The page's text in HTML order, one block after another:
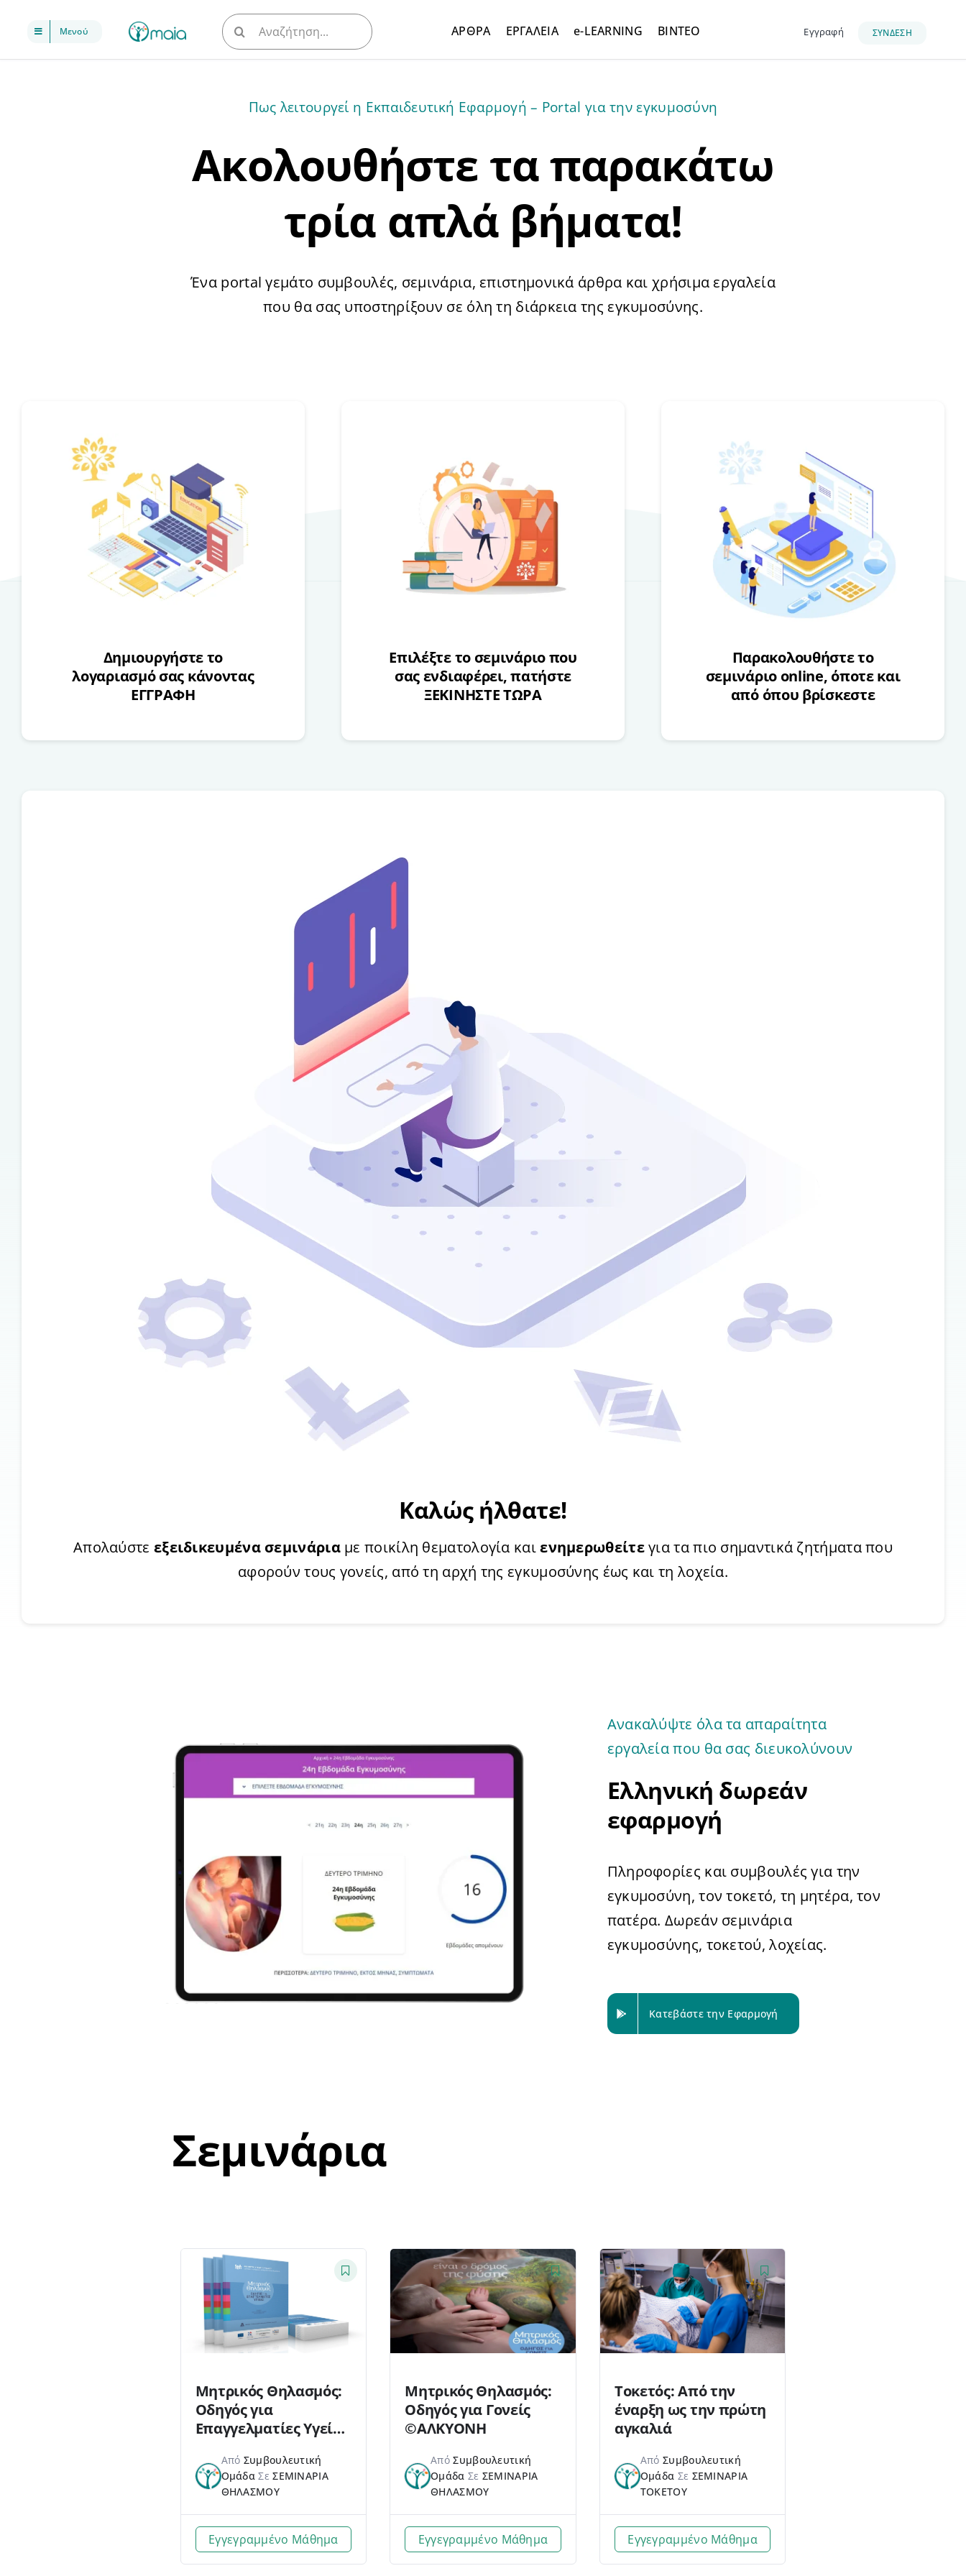
περιεχόμενο
Μενού
Αναζήτηση
για:
ΑΡΘΡΑ ΕΡΓΑΛΕΙΑ e-LEARNING ΒΙΝΤΕΟ Εγγραφή ΣΥΝΔΕΣΗ
Πως λειτουργεί η Εκπαιδευτική Εφαρμογή – Portal για την εγκυμοσύνη
Ακολουθήστε τα παρακάτω
τρία απλά βήματα!
Ένα portal γεμάτο συμβουλές, σεμινάρια, επιστημονικά άρθρα και χρήσιμα εργαλεία
που θα σας υποστηρίξουν σε όλη τη διάρκεια της εγκυμοσύνης.
Δημιουργήστε το
λογαριασμό σας κάνοντας
ΕΓΓΡΑΦΗ
Επιλέξτε το σεμινάριο που
σας ενδιαφέρει, πατήστε
ΞΕΚΙΝΗΣΤΕ ΤΩΡΑ
Παρακολουθήστε το
σεμινάριο online, όποτε και
από όπου βρίσκεστε
Καλώς ήλθατε!
Απολαύστε εξειδικευμένα σεμινάριαμε ποικίλη θεματολογία καιενημερωθείτεγια τα πιο σημαντικά ζητήματα που
αφορούν τους γονείς, από τη αρχή της εγκυμοσύνης έως και τη λοχεία.
Ανακαλύψτε όλα τα απαραίτητα
εργαλεία που θα σας διευκολύνουν
Ελληνική δωρεάν
εφαρμογή
Πληροφορίες και συμβουλές για την
εγκυμοσύνη, τον τοκετό, τη μητέρα, τον
πατέρα. Δωρεάν σεμινάρια
εγκυμοσύνης, τοκετού, λοχείας.
Κατεβάστε την Εφαρμογή
Σεμινάρια
Μητρικός Θηλασμός:
Οδηγός για
Επαγγελματίες Υγείας
Από Συμβουλευτική
Ομάδα ΣεΣΕΜΙΝΑΡΙΑ
ΘΗΛΑΣΜΟΥ
Εγγεγραμμένο Μάθημα
Μητρικός Θηλασμός:
Οδηγός για Γονείς
©ΑΛΚΥΟΝΗ
ΑπόΣυμβουλευτική
Ομάδα Σε ΣΕΜΙΝΑΡΙΑ
ΘΗΛΑΣΜΟΥ
Εγγεγραμμένο Μάθημα
Τοκετός: Από την
έναρξη ως την πρώτη
αγκαλιά
ΑπόΣυμβουλευτική
Ομάδα Σε ΣΕΜΙΝΑΡΙΑ
ΤΟΚΕΤΟΥ
Εγγεγραμμένο Μάθημα